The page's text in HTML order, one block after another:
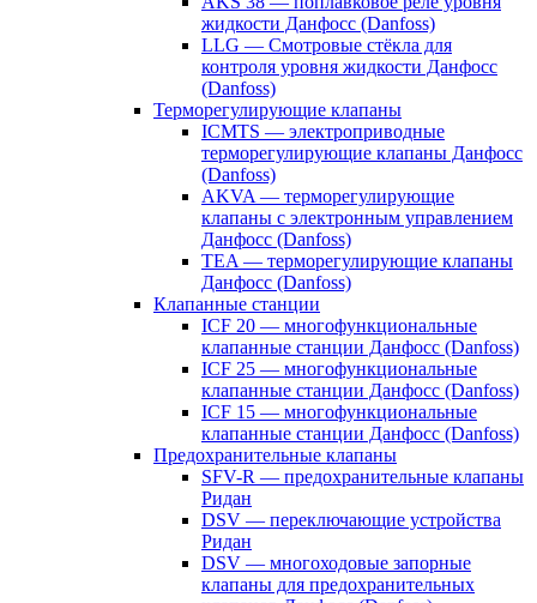
жидкости Данфосс (Danfoss)
LLG — Смотровые стёкла для
контроля уровня жидкости Данфосс
(Danfoss)
Терморегулирующие клапаны
ICMTS — электроприводные
терморегулирующие клапаны Данфосс
(Danfoss)
AKVA — терморегулирующие
клапаны с электронным управлением
Данфосс (Danfoss)
TEA — терморегулирующие клапаны
Данфосс (Danfoss)
Клапанные станции
ICF 20 — многофункциональные
клапанные станции Данфосс (Danfoss)
ICF 25 — многофункциональные
клапанные станции Данфосс (Danfoss)
ICF 15 — многофункциональные
клапанные станции Данфосс (Danfoss)
Предохранительные клапаны
SFV-R — предохранительные клапаны
Ридан
DSV — переключающие устройства
Ридан
DSV — многоходовые запорные
клапаны для предохранительных